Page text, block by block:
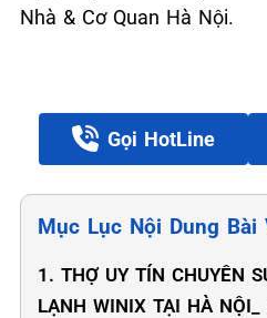
Nhà & Cơ Quan Hà Nội.
Gọi HotLine
Mục Lục Nội Dung Bài
1. THỢ UY TÍN CHUYÊN
LẠNH WINIX TẠI HÀ